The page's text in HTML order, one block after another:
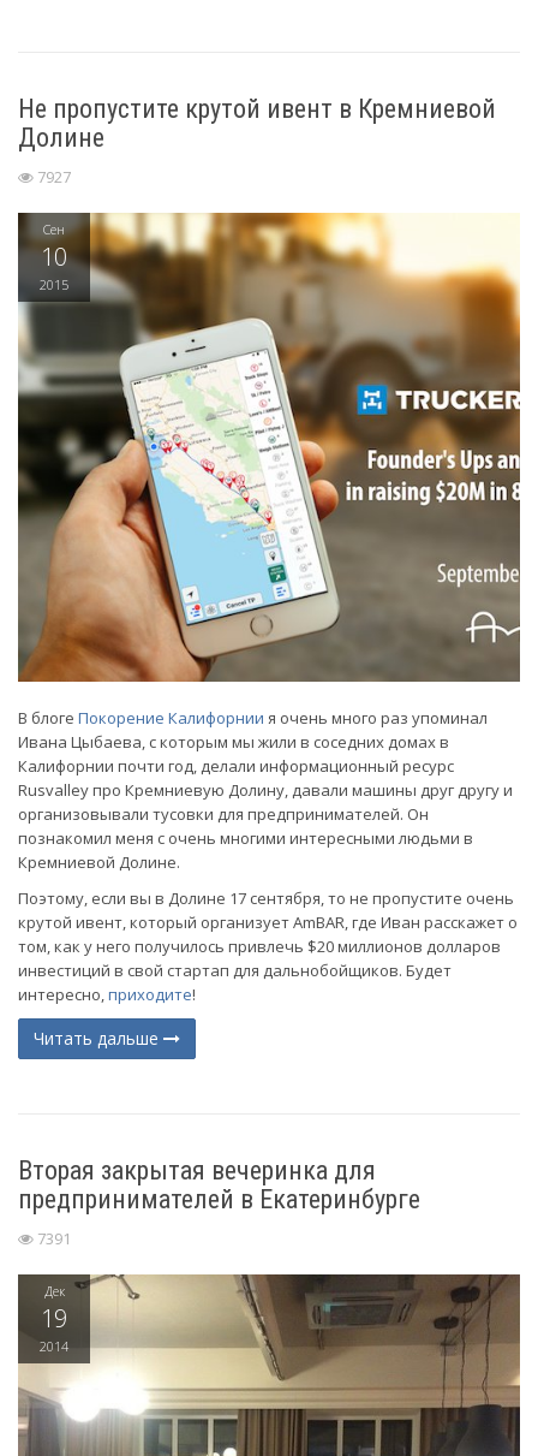
Не пропустите крутой ивент в Кремниевой
Долине
7927
Сен
10
2015
В блоге Покорение Калифорнии я очень много раз упоминал
Ивана Цыбаева, с которым мы жили в соседних домах в
Калифорнии почти год, делали информационный ресурс
Rusvalley про Кремниевую Долину, давали машины друг другу и
организовывали тусовки для предпринимателей. Он
познакомил меня с очень многими интересными людьми в
Кремниевой Долине.
Поэтому, если вы в Долине 17 сентября, то не пропустите очень
крутой ивент, который организует AmBAR, где Иван расскажет о
том, как у него получилось привлечь $20 миллионов долларов
инвестиций в свой стартап для дальнобойщиков. Будет
интересно,приходите!
Читать дальше
Вторая закрытая вечеринка для
предпринимателей в Екатеринбурге
7391
Дек
19
2014